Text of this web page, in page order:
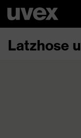
Latzhose